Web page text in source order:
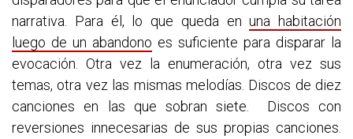
narrativa. Para él, lo que queda enuna habitación
luego de un abandono es suficiente para disparar la
evocación. Otra vez la enumeración, otra vez sus
temas, otra vez las mismas melodías. Discos de diez
canciones en las que sobran siete. Discos con
reversiones innecesarias de sus propias canciones.